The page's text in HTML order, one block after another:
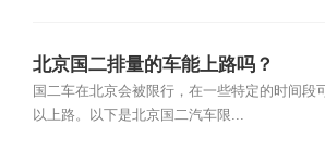
北京国二排量的车能上路吗？
国二车在北京会被限行，在一些特定的时间段可
以上路。以下是北京国二汽车限...